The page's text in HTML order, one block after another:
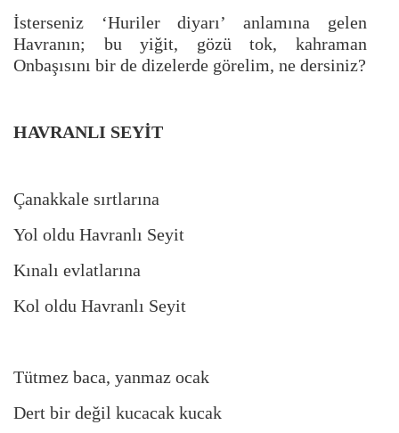
İsterseniz ‘Huriler diyarı’ anlamına gelen
Havranın; bu yiğit, gözü tok, kahraman
Onbaşısını bir de dizelerde görelim, ne dersiniz?
HAVRANLI SEYİT
Çanakkale sırtlarına
Yol oldu Havranlı Seyit
Kınalı evlatlarına
Kol oldu Havranlı Seyit
Tütmez baca, yanmaz ocak
Dert bir değil kucacak kucak